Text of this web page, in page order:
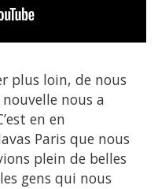
plus loin, de nous
nous a
en en
Paris que nous
plein de belles
gens qui nous